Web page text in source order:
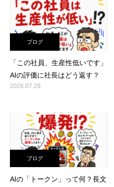
ブログ
「この社員、生産性低いです」
AIの評価に社長はどう返す？
2026.07.29
ブログ
AIの「トークン」って何？長文